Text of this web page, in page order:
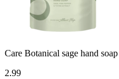
Care Botanical sage hand
2.99